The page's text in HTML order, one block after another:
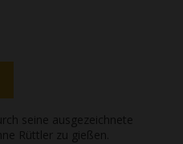
seine ausgezeichnete
Rüttler zu gießen.